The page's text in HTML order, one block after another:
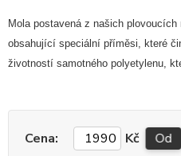
Mola postavená z našich
obsahující speciální příměsi, které
životností samotného polyetylenu,
Cena: Kč Od